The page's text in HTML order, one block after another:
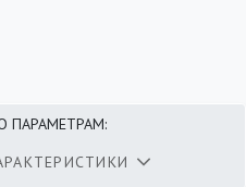
ПАРАМЕТРАМ: